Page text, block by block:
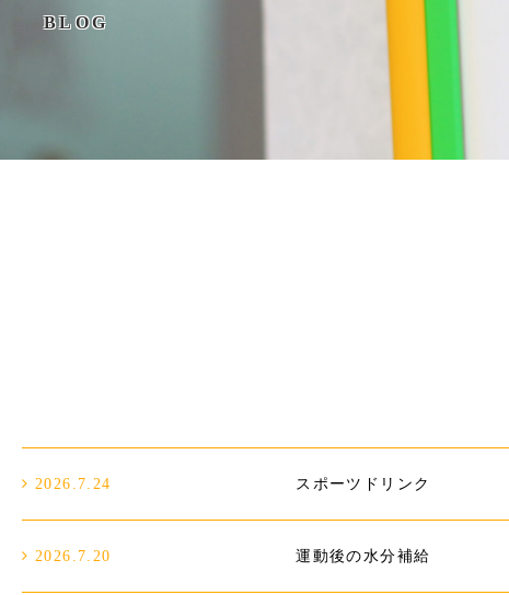
BLOG
2026.7.24 スポーツドリンク
2026.7.20
運動後の水分補給